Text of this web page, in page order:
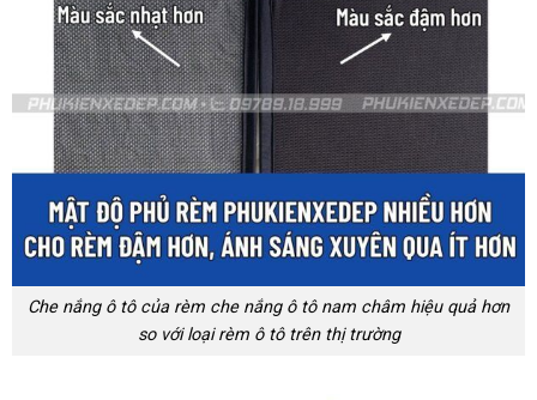
Che nắng ô tô của rèm che nắng ô tô nam châm hiệu quả hơn
so với loại rèm ô tô trên thị trường